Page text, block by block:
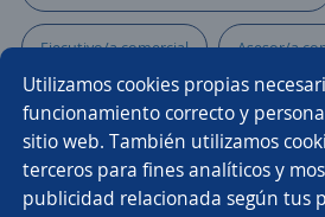
Utilizamos cookies propias
funcionamiento correcto y
sitio web. También utilizamos
terceros para fines analíticos y
publicidad relacionada según tus
Ejecutivo/a comercial Asesor/a
Promotor/a mercaderista
Call center Cajero/a Líder
Buscar es más fácil